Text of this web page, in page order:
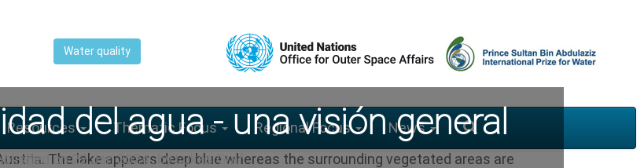
Resources Thematic Focus Regional Focus News
del agua - una visión general
on22 Jan 2024, byLukas Graf
Water quality